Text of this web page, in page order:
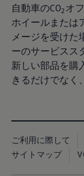
自動車のCO2 オ
ホイールまたは
メージを受けた
ーのサービスス
新しい部品を購
きるだけでなく
ご利用に際して
サイトマップ